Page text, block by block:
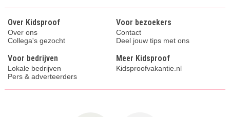
Over Kidsproof
Over ons
Collega's gezocht
Voor bezoekers
Contact
Deel jouw tips met ons
Voor bedrijven
Lokale bedrijven
Pers & adverteerders
Meer Kidsproof
Kidsproofvakantie.nl